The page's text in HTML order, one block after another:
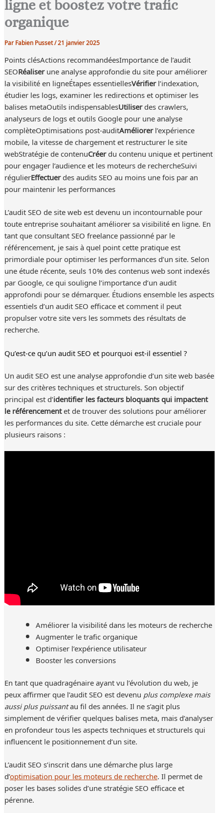
ligne et boostez votre trafic
organique
ParFabien Pusset/21 janvier 2025
Points clésActions recommandéesImportance de l’audit
SEORéaliserune analyse approfondie du site pour améliorer
la visibilité en ligneÉtapes essentiellesVérifierl’indexation,
étudier les logs, examiner les redirections et optimiser les
balises metaOutils indispensablesUtiliserdes crawlers,
analyseurs de logs et outils Google pour une analyse
complèteOptimisations post-auditAméliorerl’expérience
mobile, la vitesse de chargement et restructurer le site
webStratégie de contenuCréerdu contenu unique et pertinent
pour engager l’audience et les moteurs de rechercheSuivi
régulierEffectuerdes audits SEO au moins une fois par an
pour maintenir les performances
L’audit SEO de site web est devenu un incontournable pour
toute entreprise souhaitant améliorer sa visibilité en ligne. En
tant que consultant SEO freelance passionné par le
référencement, je sais à quel point cette pratique est
primordiale pour optimiser les performances d’un site. Selon
une étude récente, seuls 10% des contenus web sont indexés
par Google, ce qui souligne l’importance d’un audit
approfondi pour se démarquer. Étudions ensemble les aspects
essentiels d’un audit SEO efficace et comment il peut
propulser votre site vers les sommets des résultats de
recherche.
Qu’est-ce qu’un audit SEO et pourquoi est-il essentiel ?
Un audit SEO est une analyse approfondie d’un site web basée
sur des critères techniques et structurels. Son objectif
principal est d’identifier les facteurs bloquants qui impactent
le référencementet de trouver des solutions pour améliorer
les performances du site. Cette démarche est cruciale pour
plusieurs raisons :
Améliorer la visibilité dans les moteurs de recherche
Augmenter le trafic organique
Optimiser l’expérience utilisateur
Booster les conversions
En tant que quadragénaire ayant vu l’évolution du web, je
peux affirmer que l’audit SEO est devenu plus complexe mais
aussi plus puissantau fil des années. Il ne s’agit plus
simplement de vérifier quelques balises meta, mais d’analyser
en profondeur tous les aspects techniques et structurels qui
influencent le positionnement d’un site.
L’audit SEO s’inscrit dans une démarche plus large
d’optimisation pour les moteurs de recherche. Il permet de
poser les bases solides d’une stratégie SEO efficace et
pérenne.